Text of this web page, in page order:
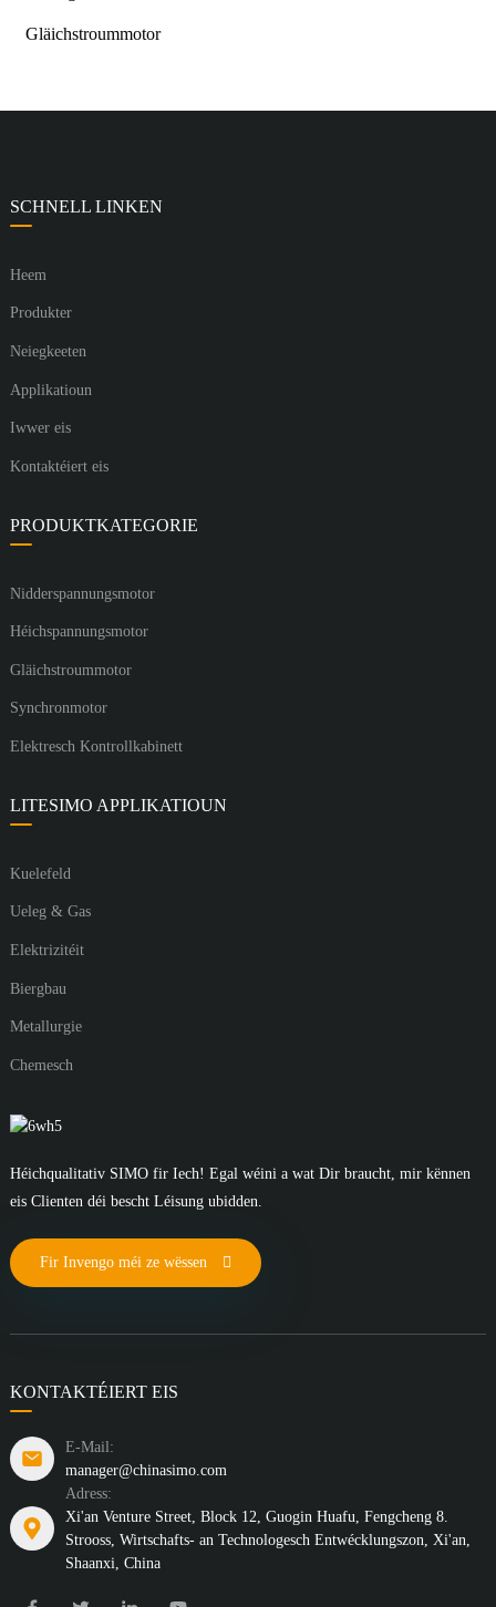
Gläichstroummotor
SCHNELL LINKEN
Heem
Produkter
Neiegkeeten
Applikatioun
Iwwer eis
Kontaktéiert eis
PRODUKTKATEGORIE
Nidderspannungsmotor
Héichspannungsmotor
Gläichstroummotor
Synchronmotor
Elektresch Kontrollkabinett
LITESIMO APPLIKATIOUN
Kuelefeld
Ueleg & Gas
Elektrizitéit
Biergbau
Metallurgie
Chemesch
Héichqualitativ SIMO fir Iech! Egal wéini a wat Dir braucht, mir kënnen
eis Clienten déi bescht Léisung ubidden.
Fir Invengo méi ze wëssen
KONTAKTÉIERT EIS
E-Mail:
manager@chinasimo.com
Adress:
Xi'an Venture Street, Block 12, Guogin Huafu, Fengcheng 8.
Strooss, Wirtschafts- an Technologesch Entwécklungszon, Xi'an,
Shaanxi, China